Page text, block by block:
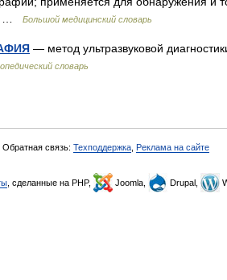
…
Большой медицинский словарь
— метод ультразвуковой
словарь
Обратная связь: Техподдержка Реклама на сайте
, сделанные на PHP, Joomla, Drupal,